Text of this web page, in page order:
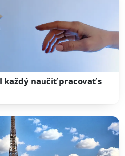
každý naučiť pracovať s